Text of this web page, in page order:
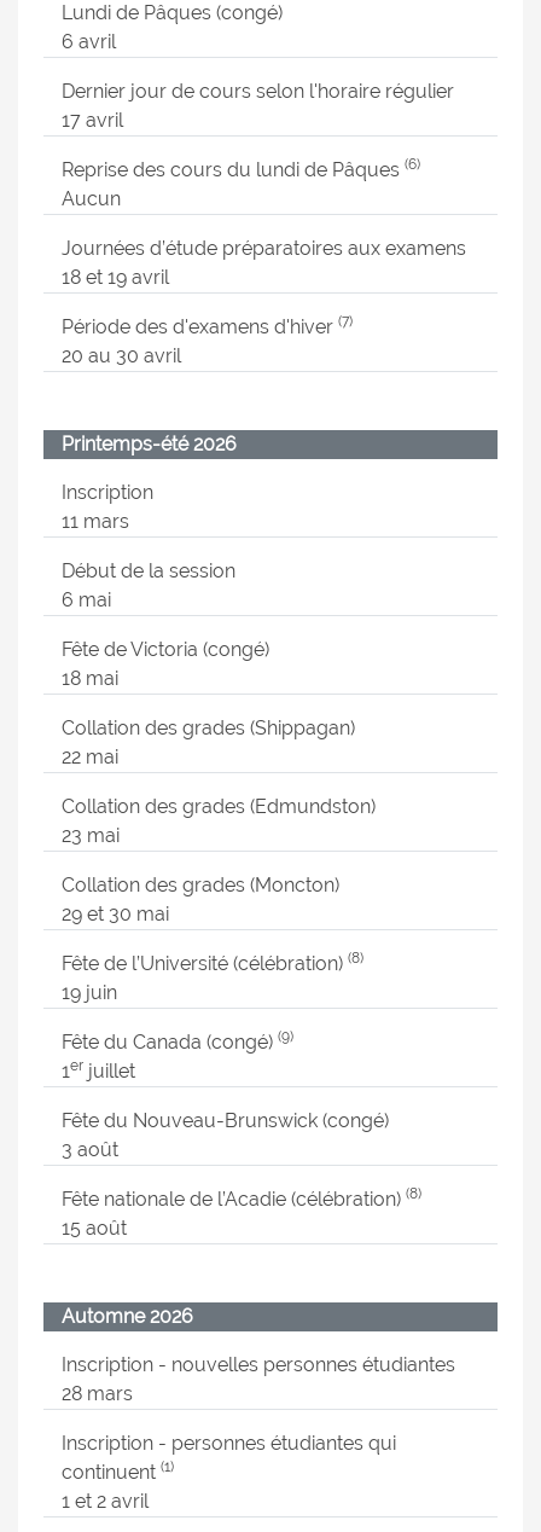
Lundi de Pâques (congé)
6 avril
Dernier jour de cours selon l'horaire régulier
17 avril
Reprise des cours du lundi de Pâques (6)
Aucun
Journées d’étude préparatoires aux examens
18 et 19 avril
Période des d'examens d'hiver (7)
20 au 30 avril
Printemps-été 2026
Inscription
11 mars
Début de la session
6 mai
Fête de Victoria (congé)
18 mai
Collation des grades (Shippagan)
22 mai
Collation des grades (Edmundston)
23 mai
Collation des grades (Moncton)
29 et 30 mai
Fête de l’Université (célébration) (8)
19 juin
Fête du Canada (congé) (9)
1er juillet
Fête du Nouveau-Brunswick (congé)
3 août
Fête nationale de l’Acadie (célébration) (8)
15 août
Automne 2026
Inscription - nouvelles personnes étudiantes
28 mars
Inscription - personnes étudiantes qui
continuent (1)
1 et 2 avril